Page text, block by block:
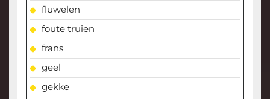
fluwelen
foute truien
frans
geel
gekke